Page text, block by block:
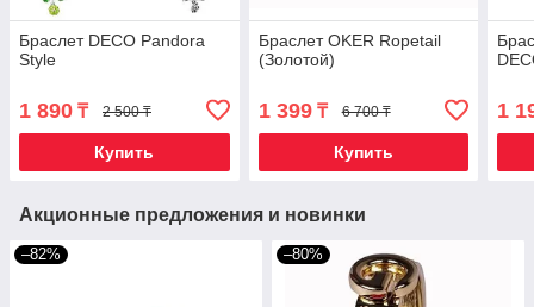
Браслет DECO Pandora
Style
1 890 ₸ 2 500 ₸
Купить
Браслет OKER Ropetail
(Золотой)
1 399₸ 6 700 ₸
Купить
1
Акционные предложения и новинки
–82% –80%